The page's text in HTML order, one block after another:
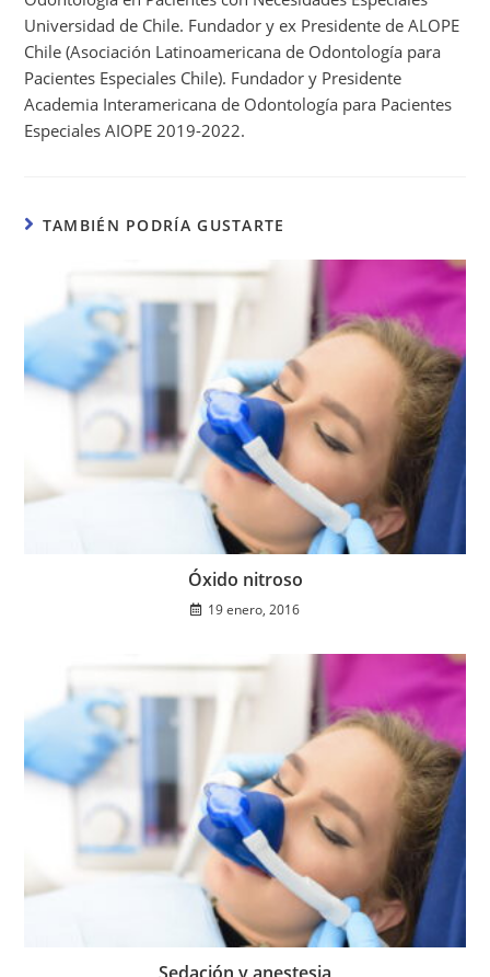
Universidad de Chile. Fundador y ex Presidente de ALOPE
Chile (Asociación Latinoamericana de Odontología para
Pacientes Especiales Chile). Fundador y Presidente
Academia Interamericana de Odontología para Pacientes
Especiales AIOPE 2019-2022.
TAMBIÉN PODRÍA GUSTARTE
Óxido nitroso
19 enero, 2016